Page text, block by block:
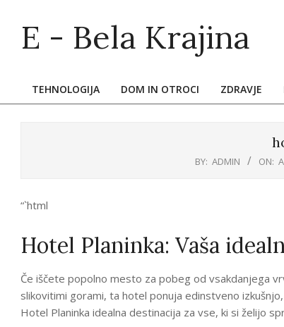
contentE - Bela Krajina
Primary
TEHNOLOGIJA DOM IN OTROCI ZDRAVJE
BY: ADMIN ON:
“`html
Hotel Planinka: Vaša
Če iščete popolno mesto za pobeg od vsakdanjega
slikovitimi gorami, ta hotel ponuja edinstveno
Hotel Planinka idealna destinacija za vse, ki si želijo